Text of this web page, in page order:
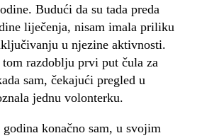
Budući da su tada preda
liječenja, nisam imala priliku
u njezine aktivnosti.
razdoblju prvi put čula za
sam, čekajući pregled u
jednu volonterku.
konačno sam, u svojim